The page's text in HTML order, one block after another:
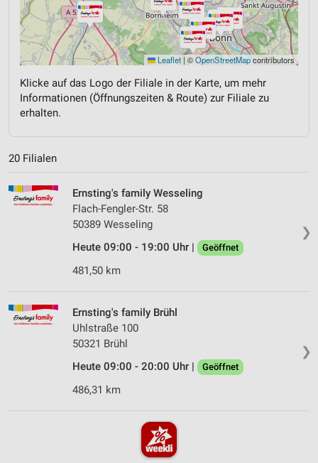
Leaflet | ©OpenStreetMapcontributors
Klicke auf das Logo der Filiale in der Karte, um mehr
Informationen (Öffnungszeiten & Route) zur Filiale zu
erhalten.
20 Filialen
❯
Ernsting's family Wesseling
Flach-Fengler-Str. 58
50389 Wesseling
Heute 09:00 - 19:00 Uhr |
Geöffnet
481,50 km
❯
Ernsting's family Brühl
Uhlstraße 100
50321 Brühl
Heute 09:00 - 20:00 Uhr |
Geöffnet
486,31 km